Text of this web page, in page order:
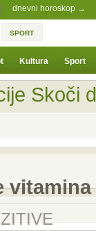
dnevni horoskop →
SPORT
Kultura Sport
Skoči